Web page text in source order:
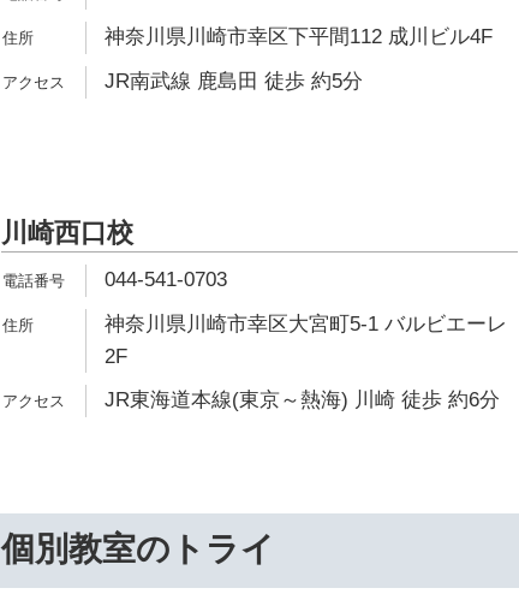
神奈川県川崎市幸区下平間112 成川ビル4F
JR南武線 鹿島田 徒歩 約5分
川崎西口校
044-541-0703
神奈川県川崎市幸区大宮町5-1 バルビエーレ
2F
JR東海道本線(東京～熱海) 川崎 徒歩 約6分
個別教室のトライ